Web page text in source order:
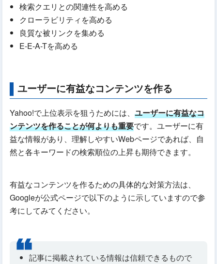
検索クエリとの関連性を高める
クローラビリティを高める
良質な被リンクを集める
E-E-A-Tを高める
ユーザーに有益なコンテンツを作る
Yahoo!で上位表示を狙うためには、 ユーザーに有益なコ
ンテンツを作ることが何よりも重要です。ユーザーに有
益な情報があり、理解しやすいWebページであれば、自
然と各キーワードの検索順位の上昇も期待できます。
有益なコンテンツを作るための具体的な対策方法は、
Googleが公式ページで以下のように示していますので参
考にしてみてください。
記事に掲載されている情報は信頼できるもので